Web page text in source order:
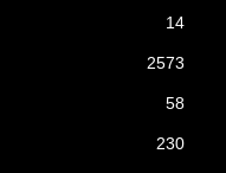
14
2573
58
230